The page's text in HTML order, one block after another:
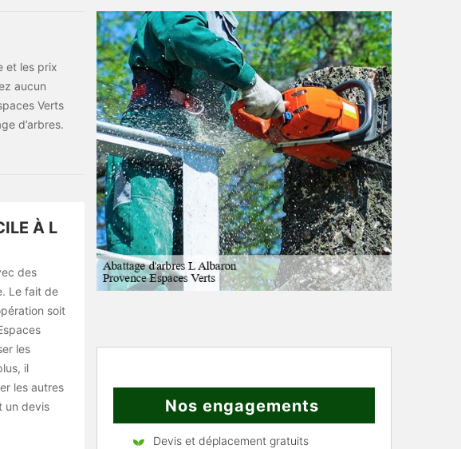
et les prix
aucun
Verts
d’arbres.
À L
des
Le fait de
soit
les
il
les autres
un devis
Nos engagements
Devis et déplacement gratuits